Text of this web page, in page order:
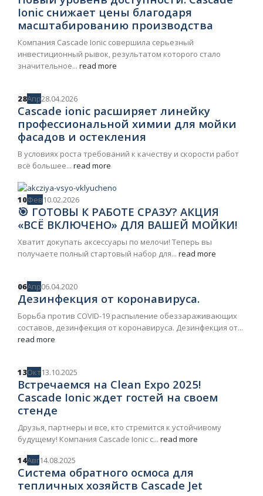
Ionic снижает цены благодаря
масштабированию производства
Компания Cascade Ionic совершила серьезный
инвестиционный рывок, результатом которого стало
значительное... read more
28Апр28.04.2026
Cascade ionic расширяет линейку
профессиональной химии для мойки
фасадов и остекления
В условиях роста требований к качеству и скорости работ
всё большее... read more
10Фев10.02.2026
🎯 ГОТОВЫ К РАБОТЕ СРАЗУ? АКЦИЯ
«ВСЁ ВКЛЮЧЕНО» ДЛЯ ВАШЕЙ МОЙКИ!
Хватит докупать аксессуары по мелочи! Теперь вы
получаете полный стартовый набор для... read more
06Апр06.04.2020
Дезинфекция от коронавируса.
Борьба против COVID-19 распыление обеззараживающих
составов, дезинфекция от коронавируса. Дезинфекция от...
read more
13Окт13.10.2025
Встречаемся на Clean Expo 2025!
Cascade Ionic ждет гостей на своем
стенде
Друзья, партнеры и все, кто стремится к устойчивому
будущему! Компания Cascade Ionic с... read more
14Авг14.08.2025
Система обратного осмоса для
тепличных хозяйств Cascade Jet